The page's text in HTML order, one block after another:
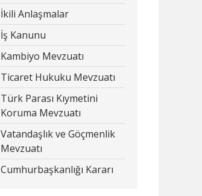
İkili Anlaşmalar
İş Kanunu
Kambiyo Mevzuatı
Ticaret Hukuku Mevzuatı
Türk Parası Kıymetini
Koruma Mevzuatı
Vatandaşlık ve Göçmenlik
Mevzuatı
Cumhurbaşkanlığı Kararı